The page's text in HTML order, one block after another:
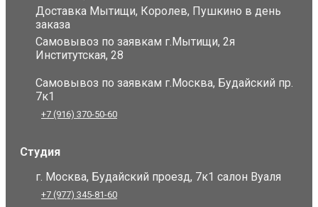
Доставка Мытищи, Королев, Пушкино в день
заказа
Самовывоз по заявкам г.Мытищи, 2я
Институтская, 28
Самовывоз по заявкам г.Москва, Будайский пр.
7к1
+7 (916) 370-50-60
Студия
г. Москва, Будайский проезд, 7к1 салон Вуаля
+7 (977) 345-81-60